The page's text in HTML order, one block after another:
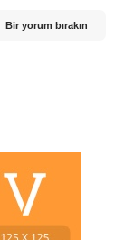
Bir yorum bırakın